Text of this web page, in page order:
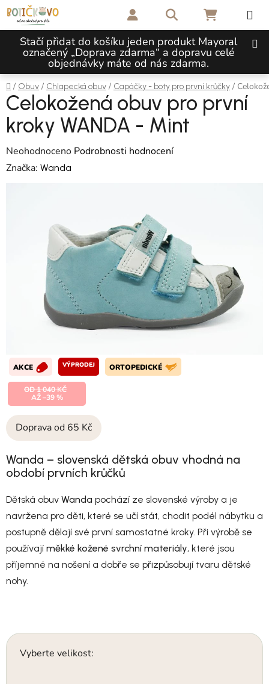
Přejít na obsah
Stačí přidat do košíku jeden produkt Mayoral
označený „Doprava zdarma“ a dopravu celé
objednávky máte od nás zdarma.
Hledat NÁKUPNÍ
Domů
/ Obuv / Chlapecká obuv / Capáčky - boty pro první krůčky /
Doprava od 65 Kč
Wanda – slovenská dětská obuv vhodná na
období prvních krůčků
Dětská obuv Wanda pochází ze slovenské výroby a je
navržena pro děti, které se učí stát, chodit podél nábytku a
postupně dělají své první samostatné kroky. Při výrobě se
používají měkké kožené svrchní materiály, které jsou
příjemné na nošení a dobře se přizpůsobují tvaru dětské
nohy.
Vyberte velikost:
Celokožená obuv pro první
kroky WANDA - Mint
Průměrné hodnocení produktu je 0,0 z 5 hvězdiček.
Neohodnoceno Podrobnosti hodnocení
Značka: Wanda
AKCE VÝPRODEJ ORTOPEDICKÉ
OD 1 040 KČ
AŽ –39 %